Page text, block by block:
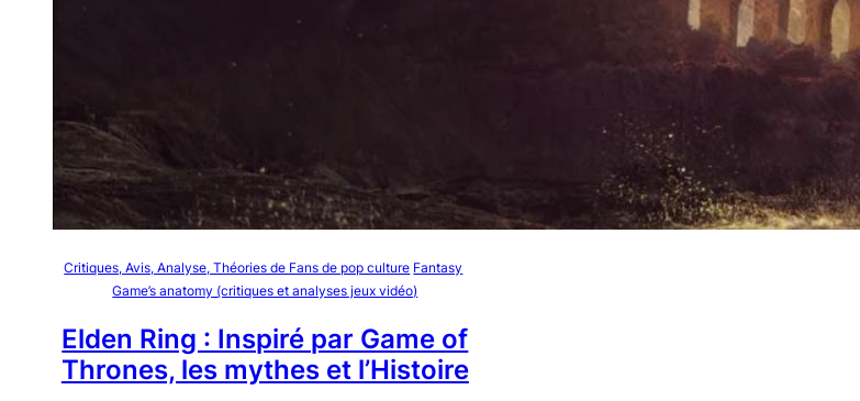
Critiques, Avis, Analyse, Théories de Fans de pop culture Fantasy
Game’s anatomy (critiques et analyses jeux vidéo)
Elden Ring : Inspiré par Game of
Thrones, les mythes et l’Histoire